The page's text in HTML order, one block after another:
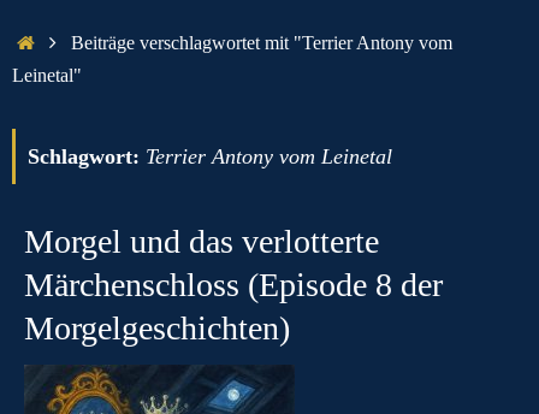
StartBeiträge verschlagwortet mit "Terrier Antony vom
Leinetal"
Schlagwort: Terrier Antony vom Leinetal
Morgel und das verlotterte
Märchenschloss (Episode 8 der
Morgelgeschichten)